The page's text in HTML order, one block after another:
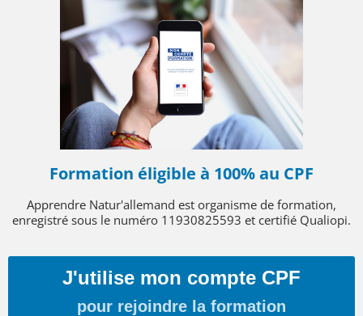
Formation éligible à 100% au CPF
Apprendre Natur'allemand est organisme de formation,
enregistré sous le numéro 11930825593 et certifié Qualiopi.
J'utilise mon compte CPF
pour rejoindre la formation